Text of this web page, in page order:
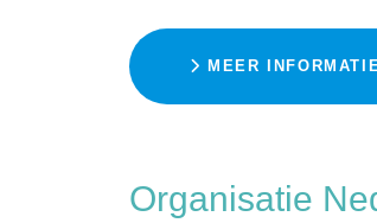
MEER
Organisatie